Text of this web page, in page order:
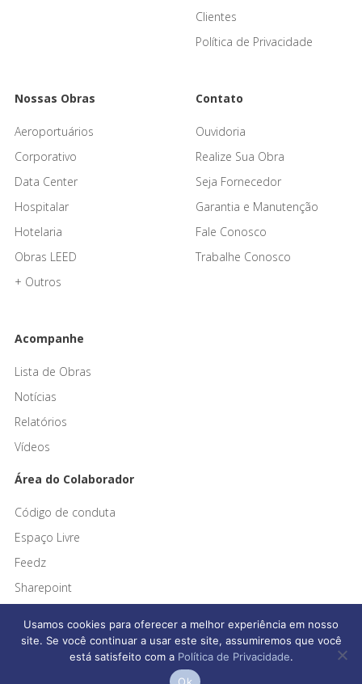
Clientes
Política de Privacidade
Nossas Obras
Aeroportuários
Corporativo
Data Center
Hospitalar
Hotelaria
Obras LEED
+ Outros
Contato
Ouvidoria
Realize Sua Obra
Seja Fornecedor
Garantia e Manutenção
Fale Conosco
Trabalhe Conosco
Acompanhe
Lista de Obras
Notícias
Relatórios
Vídeos
Área do Colaborador
Código de conduta
Espaço Livre
Feedz
Sharepoint
Afonso França Engenharia © 2026 Todos os direitos reservados
Usamos cookies para oferecer a melhor experiência em nosso
site. Se você continuar a usar este site, assumiremos que você
está satisfeito com a Política de Privacidade.
Ok